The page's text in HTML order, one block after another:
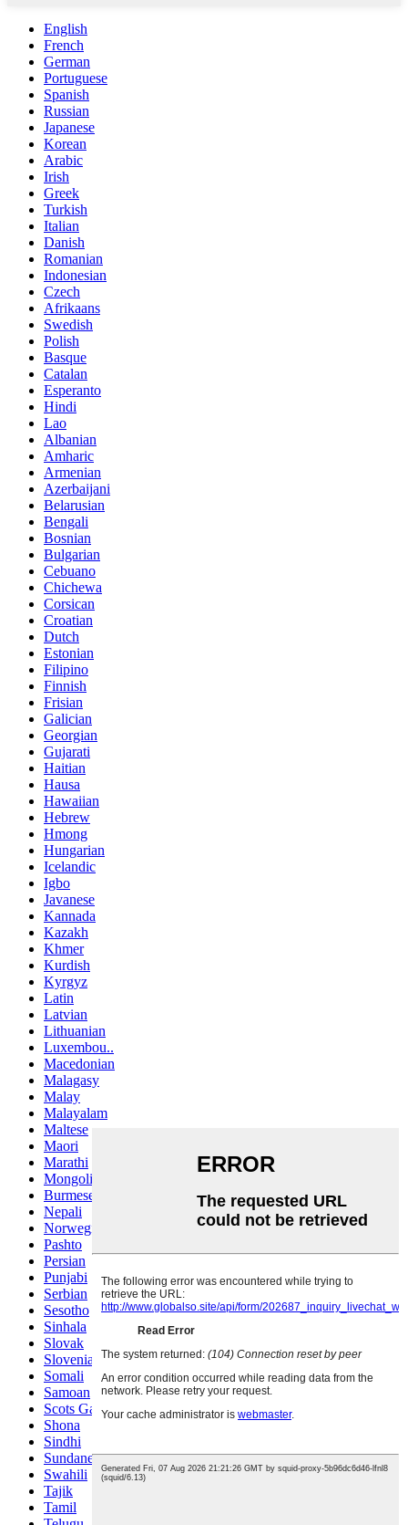
English
French
German
Portuguese
Spanish
Russian
Japanese
Korean
Arabic
Irish
Greek
Turkish
Italian
Danish
Romanian
Indonesian
Czech
Afrikaans
Swedish
Polish
Basque
Catalan
Esperanto
Hindi
Lao
Albanian
Amharic
Armenian
Azerbaijani
Belarusian
Bengali
Bosnian
Bulgarian
Cebuano
Chichewa
Corsican
Croatian
Dutch
Estonian
Filipino
Finnish
Frisian
Galician
Georgian
Gujarati
Haitian
Hausa
Hawaiian
Hebrew
Hmong
Hungarian
Icelandic
Igbo
Javanese
Kannada
Kazakh
Khmer
Kurdish
Kyrgyz
Latin
Latvian
Lithuanian
Luxembou..
Macedonian
Malagasy
Malay
Malayalam
Maltese
Maori
Marathi
Mongolian
Burmese
Nepali
Norwegian
Pashto
Persian
Punjabi
Serbian
Sesotho
Sinhala
Slovak
Slovenian
Somali
Samoan
Scots Gaelic
Shona
Sindhi
Sundanese
Swahili
Tajik
Tamil